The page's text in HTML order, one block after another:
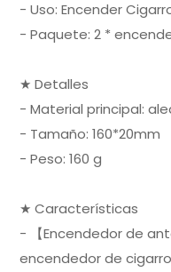
- Uso: Encender
- Paquete: 2 *
★ Detalles
- Material principal:
- Tamaño: 160*20mm
- Peso: 160 g
★ Características
- 【Encendedor de
encendedor de